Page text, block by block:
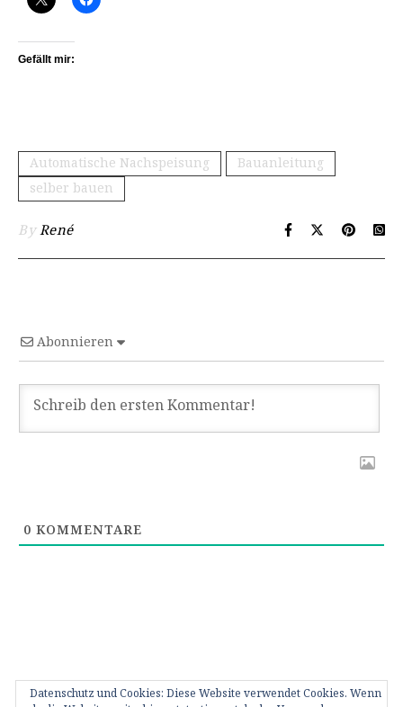
Gefällt mir:
Automatische Nachspeisung
Bauanleitung
selber bauen
ByRené
Abonnieren
0 KOMMENTARE
Datenschutz und Cookies: Diese Website verwendet Cookies. Wenn